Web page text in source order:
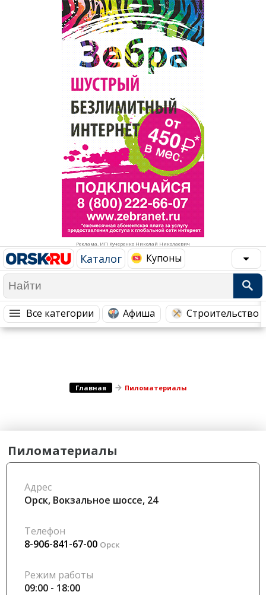
Реклама. ИП Кучеренко Николай Николаевич
Каталог Купоны
Все категории Афиша Строительство
Рестораны, кафе, бары
Развлечения и отдых
Спорт Фитнес
Недвижимость
Красота Косметология
Медицина Здоровье
Гостиницы
Торговля
Бизнес и финансы
Юристы, Экспертиза, Страхование
Ремонт
Социальные организации
Это интересно
Администрация
Промышленность
Городское хозяйство
Популярное →
Главная Пиломатериалы
Пиломатериалы
Адрес
Орск, Вокзальное шоссе, 24
Телефон
8-906-841-67-00 Орск
Режим работы
09:00 - 18:00